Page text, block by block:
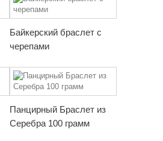
Байкерский браслет с
черепами
Панцирный Браслет из
Серебра 100 грамм